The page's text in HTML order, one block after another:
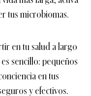
tus microbiomas.
en tu salud a largo
sencillo: pequeños
en tus
y efectivos.